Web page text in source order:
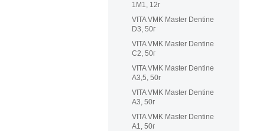
1M1, 12г
VITA VMK Master Dentine
D3, 50г
VITA VMK Master Dentine
C2, 50г
VITA VMK Master Dentine
A3,5, 50г
VITA VMK Master Dentine
A3, 50г
VITA VMK Master Dentine
A1, 50г